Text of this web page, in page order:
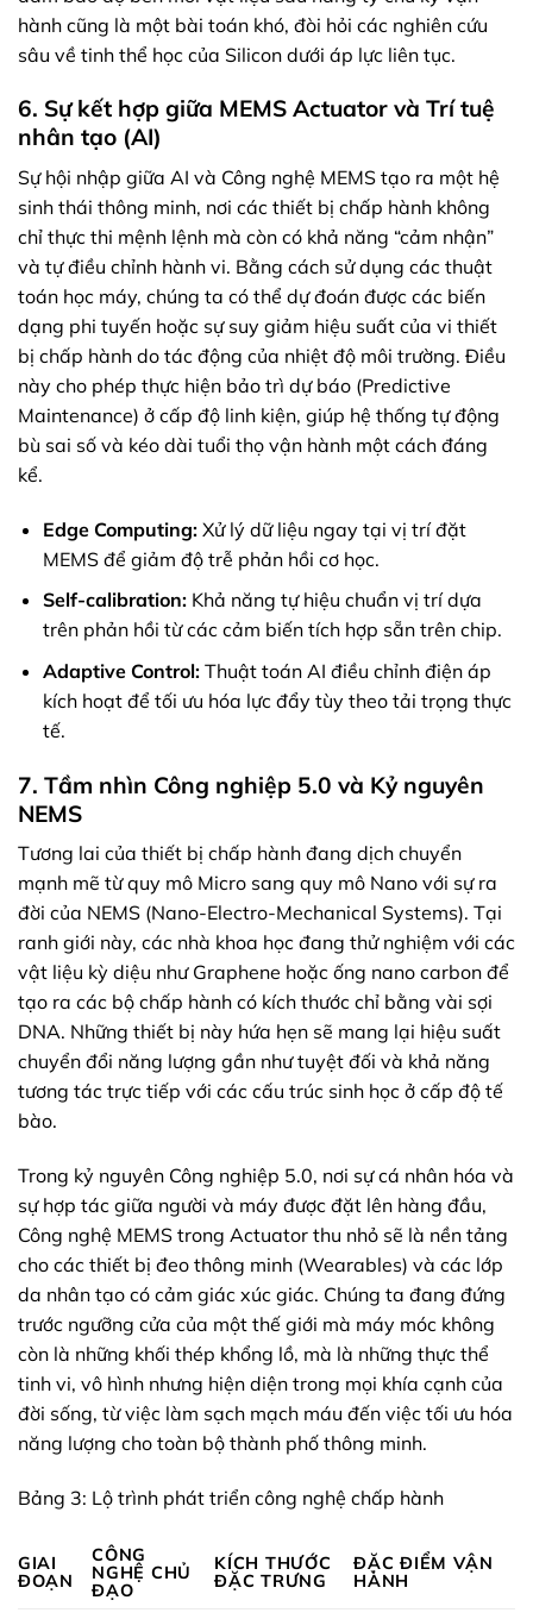
hành cũng là một bài toán khó, đòi hỏi các nghiên cứu
sâu về tinh thể học của Silicon dưới áp lực liên tục.
6. Sự kết hợp giữa MEMS Actuator và Trí tuệ
nhân tạo (AI)
Sự hội nhập giữa AI và Công nghệ MEMS tạo ra một hệ
sinh thái thông minh, nơi các thiết bị chấp hành không
chỉ thực thi mệnh lệnh mà còn có khả năng “cảm nhận”
và tự điều chỉnh hành vi. Bằng cách sử dụng các thuật
toán học máy, chúng ta có thể dự đoán được các biến
dạng phi tuyến hoặc sự suy giảm hiệu suất của vi thiết
bị chấp hành do tác động của nhiệt độ môi trường. Điều
này cho phép thực hiện bảo trì dự báo (Predictive
Maintenance) ở cấp độ linh kiện, giúp hệ thống tự động
bù sai số và kéo dài tuổi thọ vận hành một cách đáng
kể.
Edge Computing: Xử lý dữ liệu ngay tại vị trí đặt
MEMS để giảm độ trễ phản hồi cơ học.
Self-calibration:Khả năng tự hiệu chuẩn vị trí dựa
trên phản hồi từ các cảm biến tích hợp sẵn trên chip.
Adaptive Control:Thuật toán AI điều chỉnh điện áp
kích hoạt để tối ưu hóa lực đẩy tùy theo tải trọng thực
tế.
7. Tầm nhìn Công nghiệp 5.0 và Kỷ nguyên
NEMS
Tương lai của thiết bị chấp hành đang dịch chuyển
mạnh mẽ từ quy mô Micro sang quy mô Nano với sự ra
đời của NEMS (Nano-Electro-Mechanical Systems). Tại
ranh giới này, các nhà khoa học đang thử nghiệm với các
vật liệu kỳ diệu như Graphene hoặc ống nano carbon để
tạo ra các bộ chấp hành có kích thước chỉ bằng vài sợi
DNA. Những thiết bị này hứa hẹn sẽ mang lại hiệu suất
chuyển đổi năng lượng gần như tuyệt đối và khả năng
tương tác trực tiếp với các cấu trúc sinh học ở cấp độ tế
bào.
Trong kỷ nguyên Công nghiệp 5.0, nơi sự cá nhân hóa và
sự hợp tác giữa người và máy được đặt lên hàng đầu,
Công nghệ MEMS trong Actuator thu nhỏ sẽ là nền tảng
cho các thiết bị đeo thông minh (Wearables) và các lớp
da nhân tạo có cảm giác xúc giác. Chúng ta đang đứng
trước ngưỡng cửa của một thế giới mà máy móc không
còn là những khối thép khổng lồ, mà là những thực thể
tinh vi, vô hình nhưng hiện diện trong mọi khía cạnh của
đời sống, từ việc làm sạch mạch máu đến việc tối ưu hóa
năng lượng cho toàn bộ thành phố thông minh.
Bảng 3: Lộ trình phát triển công nghệ chấp hành
GIAI
ĐOẠN
CÔNG
NGHỆ CHỦ
ĐẠO
KÍCH THƯỚC
ĐẶC TRƯNG
ĐẶC ĐIỂM VẬN
HÀNH